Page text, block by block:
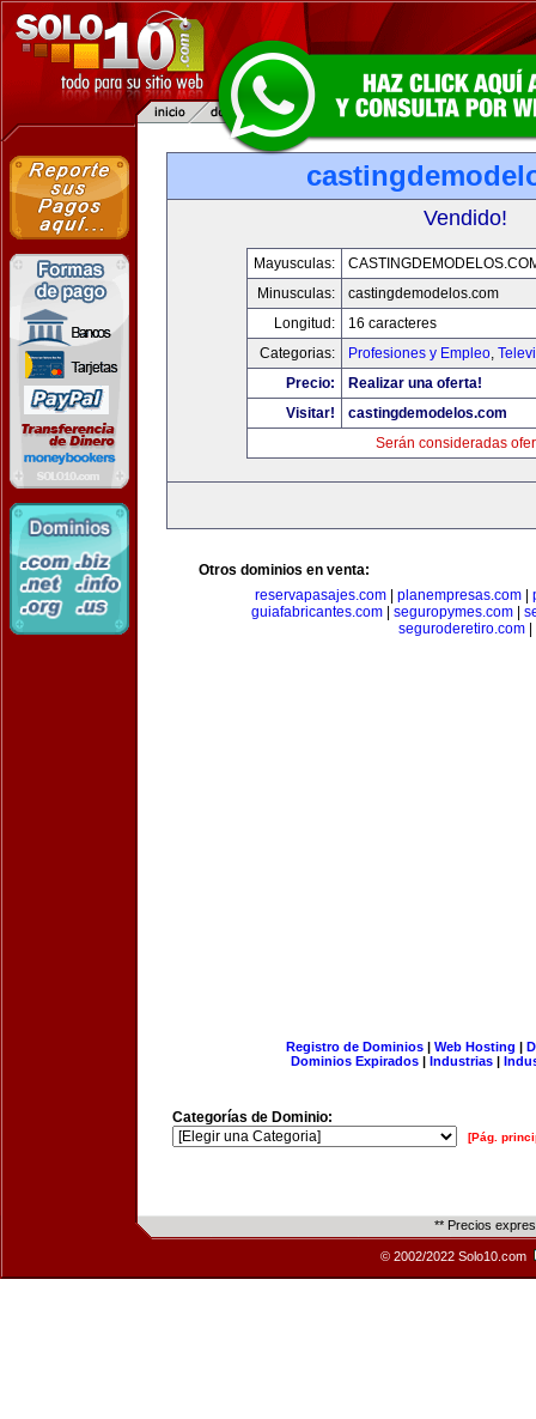
Vendido!
Mayusculas:
Minusculas:
castingdemodelos.com
Longitud:
16 caracteres
Categorias:
Profesiones y Empleo,
Precio:
Realizar una oferta!
Visitar!
castingdemodelos.com
Serán consideradas
Otros dominios en venta:
reservapasajes.com
planempresas.com
guiafabricantes.com| seguropymes.com|
seguroderetiro.com
Registro de Dominios| Web Hosting |
Dominios Expirados | Industrias |
Categorías de Dominio:
[Pág.
** Precios
© 2002/2022 Solo10.com